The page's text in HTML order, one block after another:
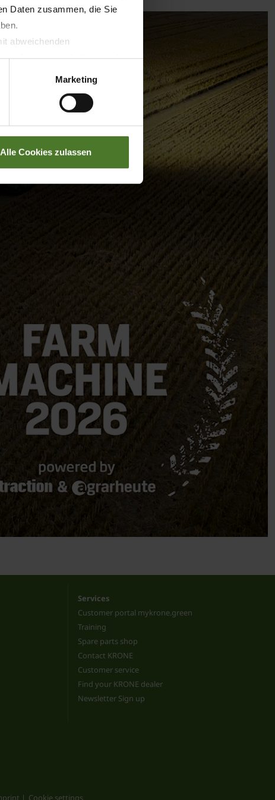
Daten zusammen, die Sie
abweichenden
bzgl. übermittelter
Marketing
Alle Cookies zulassen
Services
Customer portal mykrone.green
Training
Spare parts shop
Contact KRONE
Customer service
Find your KRONE dealer
Newsletter Sign up
Cookie settings